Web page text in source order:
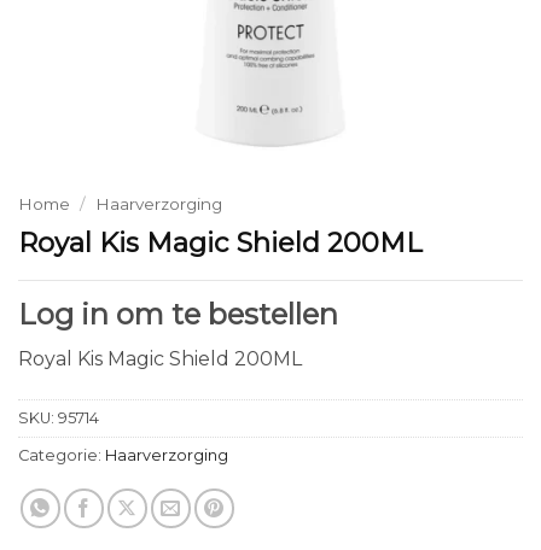
Home / Haarverzorging
Royal Kis Magic Shield 200ML
Log in om te bestellen
Royal Kis Magic Shield 200ML
SKU: 95714
Categorie: Haarverzorging